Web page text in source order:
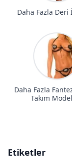
Daha Fazla Deri
Daha Fazla
Takım
Etiketler